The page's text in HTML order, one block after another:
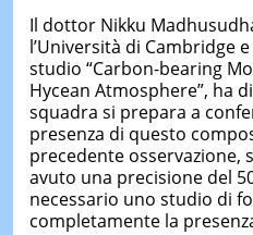
Il dottor Nikku
l’Università di Cambridge
studio “Carbon-bearing
Hycean Atmosphere”, ha
squadra si prepara a
presenza di questo
precedente
avuto una precisione del
necessario uno studio di
completamente la